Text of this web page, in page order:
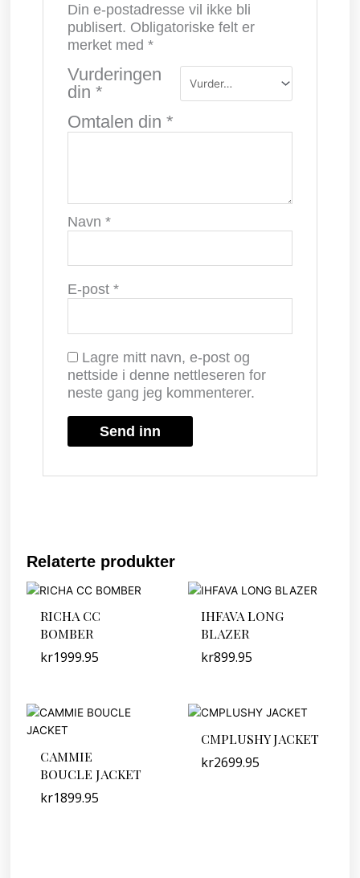
Din e-postadresse vil ikke bli
publisert. Obligatoriske felt er
merket med*
Vurderingen
din*
Omtalen din*
Navn*
E-post*
Lagre mitt navn, e-post og
nettside i denne nettleseren for
neste gang jeg kommenterer.
Relaterte produkter
RICHA CC
BOMBER
kr1999.95
IHFAVA LONG
BLAZER
kr899.95
CAMMIE
BOUCLE JACKET
kr1899.95
CMPLUSHY JACKET
kr2699.95